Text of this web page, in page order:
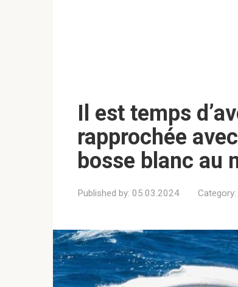
Il est temps
rapprochée
bosse blanc au
Published by: 05.03.2024 Category: